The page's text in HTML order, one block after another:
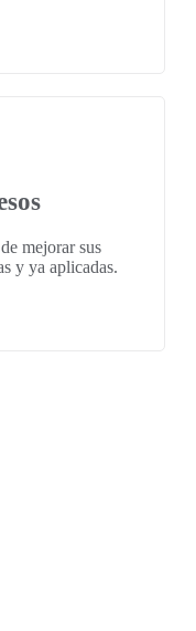
mejorar sus
y ya aplicadas.